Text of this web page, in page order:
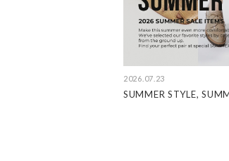
2026.07.23
SUMMER STYLE,